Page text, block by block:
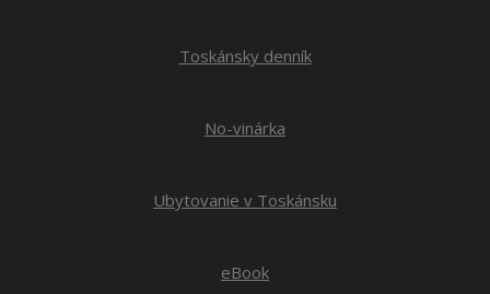
Toskánsky denník
No-vinárka
Ubytovanie v Toskánsku
eBook